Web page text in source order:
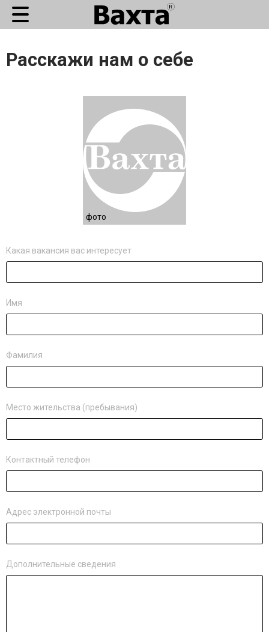
Расскажи нам о себе
фото
Какая вакансия вас интересует
Имя
Фамилия
Место жительства (пребывания)
Контактный телефон
Адрес электронной почты
Дополнительные сведения